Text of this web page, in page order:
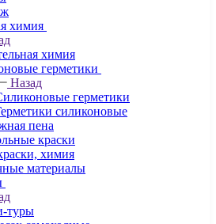
химия
химия
герметики
Назад
герметики
силиконовые
пена
краски
химия
материалы
туры